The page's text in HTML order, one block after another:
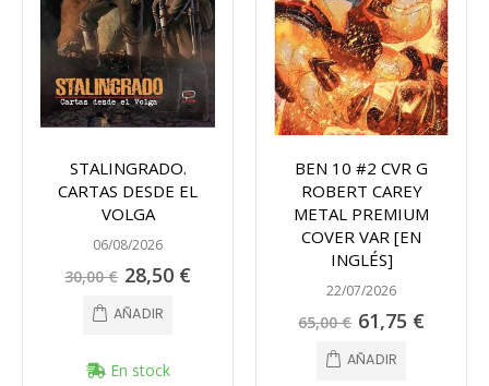
STALINGRADO.
CARTAS DESDE EL
VOLGA
06/08/2026
30,00 € Precio
especial
28,50 €
AÑADIR
En stock
BEN 10 #2 CVR G
ROBERT CAREY
METAL PREMIUM
COVER VAR [EN
INGLÉS]
22/07/2026
65,00 € Precio
especial
61,75 €
AÑADIR